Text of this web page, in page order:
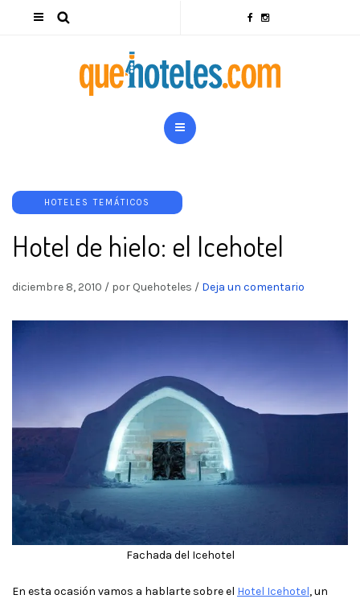
HOTELES TEMÁTICOS
Hotel de hielo: el Icehotel
diciembre 8, 2010 / por Quehoteles / Deja un comentario
Fachada del Icehotel
En esta ocasión vamos a hablarte sobre el Hotel Icehotel, un